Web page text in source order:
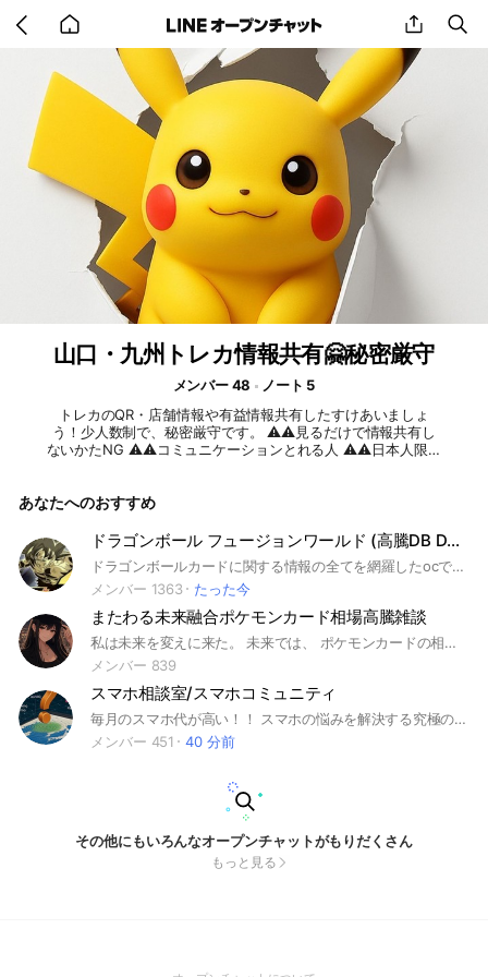
back
home
share
山口・九州トレカ情報共有🤗秘密厳守
メンバー 48
ノート 5
トレカのQR・店舗情報や有益情報共有したすけあいましょ
う！少人数制で、秘密厳守です。 ⚠️⚠️見るだけで情報共有し
ないかたNG ⚠️⚠️コミュニケーションとれる人 ⚠️⚠️日本人限定
バラになった方～ もしよかったら、こちらに参加してくださ
ださい #秘密厳守#雑談#ポケカ#ポケモン#ワンピース#ワンピ
カ#ユニアリ#ドラゴンボール#遊戯王#ロルカナ #下関市#宇部
市#山口市#萩市#防府市 #下松市#岩国市#光市#長門市#柳井市
#美祢市#周南市#山陽小野田市 #福岡#北九州#博多#八幡#若松
#飯塚#福津#古賀#宗像など #熊本#佐賀#長崎 今後もエリア増
やす予定
あなたへのおすすめ
ドラゴンボール フュージョンワールド (高騰DB DBFW) )🦣の故郷
ドラゴンボールカードに関する情報の全てを網羅したocです！主がプレイヤー且つ高騰予想を行えるため恐らくどこのocよりも強いです #ドラゴンボール #フュージョンワールド #DB #DBFW #エナマ #エナジーマーカー #悟空 #悟飯 #投資 #高騰 #高騰予想 #トレカ #TCG
メンバー 1363
たった今
またわる未来融合ポケモンカード相場高騰雑談
私は未来を変えに来た。 未来では、 ポケモンカードの相場は 一度、完全に壊れている。 それは偶然でも事故でもない。 再販、抽選、価格操作―― 小さな選択が積み重なった結果だ。 未来では、 ポケモンカードの価値は暴騰し続け、 持つ者と持たない者の差は、 戻れないところまで広がっていた。 私はその結末を見た。 だから、ここに戻ってきた。 理由は一つだ。 貴様たちを救うため。 この部屋は予想をする場所じゃない。 考察を披露する場所でもない。 未来で起きた出来事を、 起きる順番のまま残す場所だ。 信じなくていい。 疑ってもいい。 笑っても構わない。 ただし、 ここに残ったログは消さない。 未来を変えようとした行動が、 逆に未来を完成させることもある。 それでも俺は来た。 ここは戦場じゃない。 戦場になる前の分岐点だ。
メンバー 839
スマホ相談室/スマホコミュニティ
毎月のスマホ代が高い！！ スマホの悩みを解決する究極の相談室、関連情報の共有交流コミュニティ 初心者から上級者まで、質問大歓迎 経験者のアドバイスで悩み解決 情報共有して知識も増やしましょう あなたのスマホライフをアップグレード ○お役立ち情報 •最新機種から人気モデルの選び方や使い方 •データ通信容量月額料金見直し/プラン変更 •MNP/乗り換え方法 •通話定額プランの賢い使い方 •機種変更、データ移行、バックアップ方法 •店舗サポート •Wi-Fi(光/ホームルーター)選び/割引 •スマホトラブル •最新アプリの活用術 ○機種 • Apple iPhone17 Pro MAx/iPhone17e/iPhone16 Pro MAX/iPhone16e/iPhone15 Pro MAX/iPhone14 Pro MAX/iPhone13 mini/iPhone12 mini/iPhone11/iPhoneSE2/iPhoneSE3/iOS26 Macbook/iMac/macOS26 Apple Watch/watchOS26 iPad Air/iPad Pro/iPadOS26 iCloud/AppleCare/AirPods/AirTag • Android SONY/ソニー/Xperia Samsung/サムスン/Galaxy Google/グーグル/Pixel SHARP/シャープ/AQUOS FCNT/富士通/arrows OPPO/オッポ/Reno Xiaomi/シャオミ/Redmi Motorola/モトローラ/Moto ZTE/Libero ○キャリア docomo:ドコモ/ahamo KDDI:au/povo/UQモバイル ソフトバンク:SoftBank/LINEMO/ワイモバイル 楽天モバイル OCNモバイルONE IIJmio mineo BIGLOBEモバイル J:COMモバイル LIBMO イオンモバイル 日本通信SIM HISモバイル NUROモバイル y.u.mobile exciteモバイル ○トピック 通信速度/4G/5G SA/衛星通信/eSIM/格安SIM/AI:ChatGPT Gemini Apple Intelligence Perplexity Grok 利用規約厳守/再参加禁止 @mino.net
メンバー 451
40 分前
その他にもいろんなオープンチャットがもりだくさん
もっと見る